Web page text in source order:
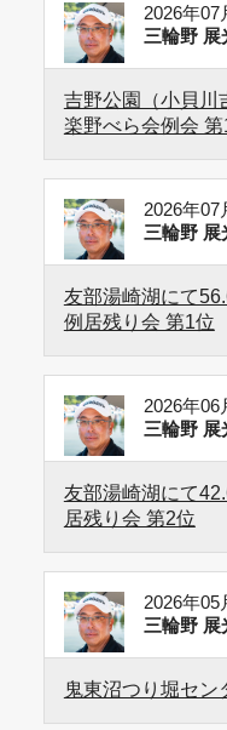
2026年07
三輪野 展
吉野公園（小貝川
楽野べら会例会 第
2026年07
三輪野 展
友部湯崎湖にて
例居残り会 第1位
2026年06
三輪野 展
友部湯崎湖にて
居残り会 第2位
2026年05
三輪野 展
鬼東沼つり堀セン